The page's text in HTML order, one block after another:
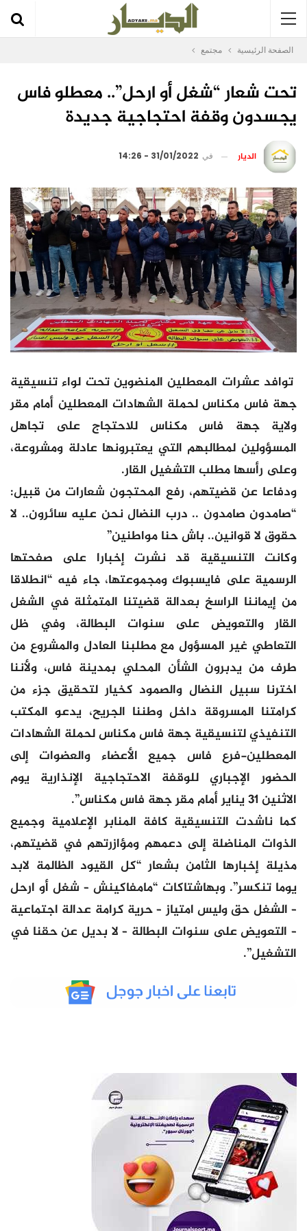
الصفحة الرئيسية مجتمع
تحت شعار “شغل أو ارحل”.. معطلو فاس
يجسدون وقفة احتجاجية جديدة
الديار في 31/01/2022 - 14:26
توافد عشرات المعطلين المنضوين تحت لواء تنسيقية
جهة فاس مكناس لحملة الشهادات المعطلين أمام مقر
ولاية جهة فاس مكناس للاحتجاج على تجاهل
المسؤولين لمطالبهم التي يعتبرونها عادلة ومشروعة،
وعلى رأسها مطلب التشغيل القار.
ودفاعا عن قضيتهم، رفع المحتجون شعارات من قبيل:
“صامدون صامدون .. درب النضال نحن عليه سائرون.. لا
حقوق لا قوانين.. باش حنا مواطنين”
وكانت التنسيقية قد نشرت إخبارا على صفحتها
الرسمية على فايسبوك ومجموعتها، جاء فيه “انطلاقا
من إيماننا الراسخ بعدالة قضيتنا المتمثلة في الشغل
القار والتعويض على سنوات البطالة، وفي ظل
التعاطي غير المسؤول مع مطلبنا العادل والمشروع من
طرف من يدبرون الشأن المحلي بمدينة فاس، ولأننا
اخترنا سبيل النضال والصمود كخيار لتحقيق جزء من
كرامتنا المسروقة داخل وطننا الجريح، يدعو المكتب
التنفيذي لتنسيقية جهة فاس مكناس لحملة الشهادات
المعطلين-فرع فاس جميع الأعضاء والعضوات إلى
الحضور الإجباري للوقفة الاحتجاجية الإنذارية يوم
الاثنين 31 يناير أمام مقر جهة فاس مكناس”.
كما ناشدت التنسيقية كافة المنابر الإعلامية وجميع
الذوات المناضلة إلى دعمهم ومؤازرتهم في قضيتهم،
مذيلة إخبارها الثامن بشعار “كل القيود الظالمة لابد
يوما تنكسر”. وبهاشتاكات “مامفاكينش – شغل أو ارحل
– الشغل حق وليس امتياز – حرية كرامة عدالة اجتماعية
– التعويض على سنوات البطالة – لا بديل عن حقنا في
التشغيل”.